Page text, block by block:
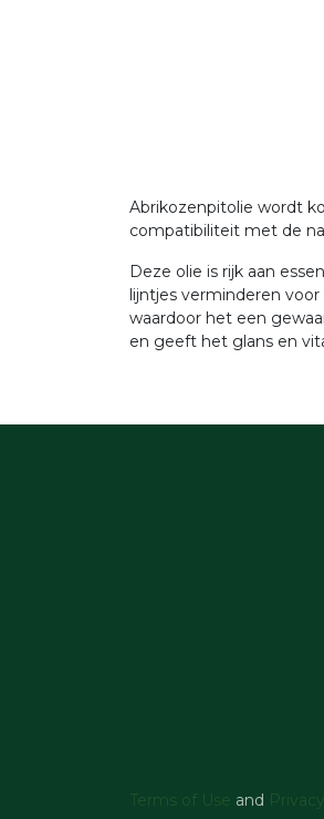
Abrikozenpitolie wordt
compatibiliteit met de
Deze olie is rijk aan
lijntjes verminderen
waardoor het een
en geeft het glans en
Terms of Use and